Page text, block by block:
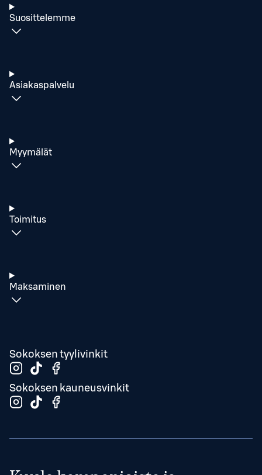
Suosittelemme
Asiakaspalvelu
Myymälät
Toimitus
Maksaminen
Sokoksen tyylivinkit
Sokoksen kauneusvinkit